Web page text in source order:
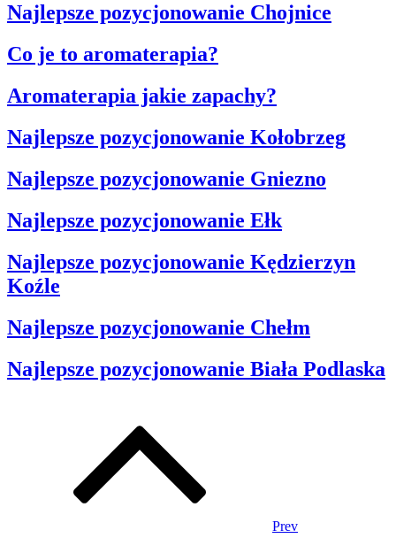
Najlepsze pozycjonowanie Chojnice
Co je to aromaterapia?
Aromaterapia jakie zapachy?
Najlepsze pozycjonowanie Kołobrzeg
Najlepsze pozycjonowanie Gniezno
Najlepsze pozycjonowanie Ełk
Najlepsze pozycjonowanie Kędzierzyn
Koźle
Najlepsze pozycjonowanie Chełm
Najlepsze pozycjonowanie Biała Podlaska
Prev